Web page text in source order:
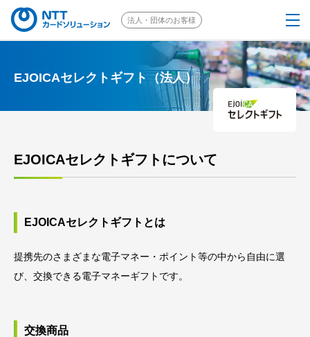
法人・団体のお客様
採用事例
ソリューション
よくあるご質問
EJOICAセレクトギフト（法人）
EJOICAセレクトギフトについて
EJOICAセレクトギフトとは
提携先のさまざまな電子マネー・ポイント等の中から自由に選
び、交換できる電子マネーギフトです。
交換商品